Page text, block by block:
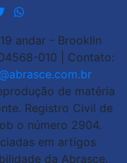
andar - Brooklin
010 | Contato:
de matéria
Registro Civil de
o número 2904.
em artigos
da Abrasce.